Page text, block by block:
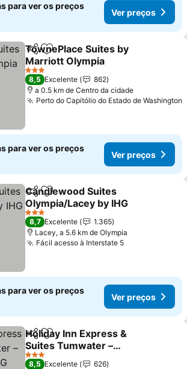
para ver os preços
Ver preços
PartilharAdicionar aos favoritos
TownePlace Suites by
Marriott Olympia
3 Estrelas
8,5 Excelente
862
a 0.5 km de Centro da cidade
Perto do Capitólio do Estado de Washington
para ver os preços
Ver preços
PartilharAdicionar aos favoritos
Candlewood Suites
Olympia/Lacey by IHG
3 Estrelas
8,7 Excelente
1.365
Lacey, a 5.6 km de Olympia
Fácil acesso à Interstate 5
para ver os preços
Ver preços
PartilharAdicionar aos favoritos
Holiday Inn Express &
Suites Tumwater –
Olympia by IHG
3 Estrelas
8,5 Excelente
626